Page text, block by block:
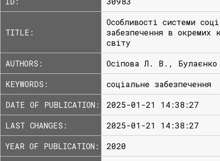
TITLE:
Особливості системи
забезпечення в окремих
світу
AUTHORS:
Осіпова Л. В.,
KEYWORDS:
соціальне забезпечення
DATE OF PUBLICATION:
2025-01-21 14:38:27
LAST CHANGES:
2025-01-21 14:38:27
YEAR OF PUBLICATION:
2020